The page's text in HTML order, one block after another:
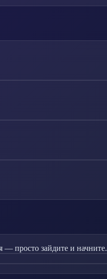
— просто зайдите и начните.